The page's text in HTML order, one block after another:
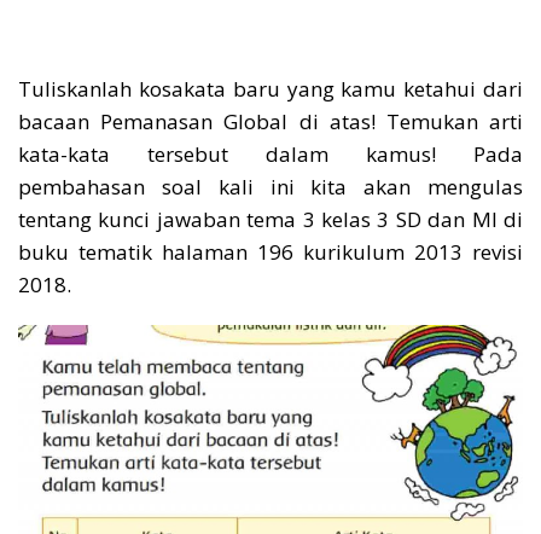
Tuliskanlah kosakata baru yang kamu ketahui dari
bacaan Pemanasan Global di atas! Temukan arti
kata-kata tersebut dalam kamus! Pada
pembahasan soal kali ini kita akan mengulas
tentang kunci jawaban tema 3 kelas 3 SD dan MI di
buku tematik halaman 196 kurikulum 2013 revisi
2018.